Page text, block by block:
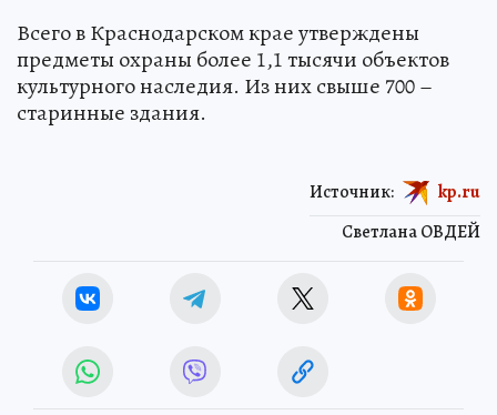
Всего в Краснодарском крае утверждены
предметы охраны более 1,1 тысячи объектов
культурного наследия. Из них свыше 700 –
старинные здания.
Светлана ОВДЕЙ
Источник: kp.ru